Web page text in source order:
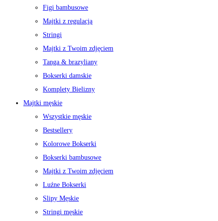
Figi bambusowe
Majtki z regulacją
Stringi
Majtki z Twoim zdjęciem
Tanga & brazyliany
Bokserki damskie
Komplety Bielizny
Majtki męskie
Wszystkie męskie
Bestsellery
Kolorowe Bokserki
Bokserki bambusowe
Majtki z Twoim zdjęciem
Luźne Bokserki
Slipy Męskie
Stringi męskie